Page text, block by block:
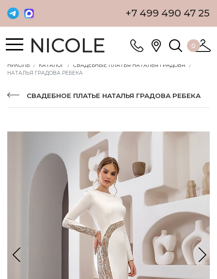
+7 499 490 47 25
NICOLE 0
НИКОЛЬ КАТАЛОГ
СВАДЕБНЫЕ ПЛАТЬЯ НАТАЛЬЯ ГРАДОВА
НАТАЛЬЯ ГРАДОВА РЕБЕКА
СВАДЕБНОЕ ПЛАТЬЕ НАТАЛЬЯ ГРАДОВА РЕБЕКА